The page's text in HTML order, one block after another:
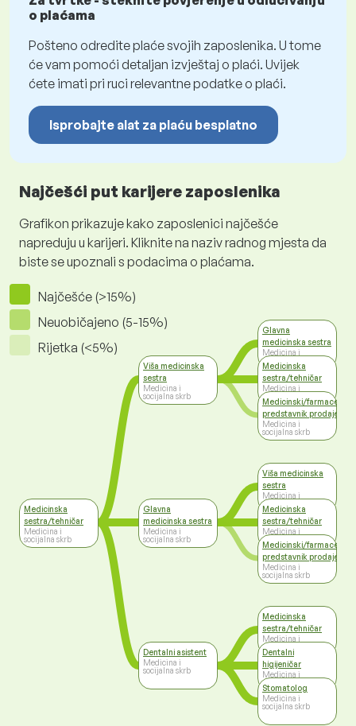
o plaćama
Pošteno odredite plaće svojih zaposlenika. U tome
će vam pomoći detaljan izvještaj o plaći. Uvijek
ćete imati pri ruci relevantne podatke o plaći.
Isprobajte alat za plaću besplatno
Najčešći put karijere zaposlenika
Grafikon prikazuje kako zaposlenici najčešće
napreduju u karijeri. Kliknite na naziv radnog mjesta da
biste se upoznali s podacima o plaćama.
Najčešće (>15%)
Neuobičajeno (5-15%)
Rijetka (<5%)
Medicinska
sestra/tehničar
Medicina i
socijalna skrb
Viša medicinska
sestra
Medicina i
socijalna skrb
Glavna
medicinska sestra
Medicina i
socijalna skrb
Dentalni asistent
Medicina i
socijalna skrb
Glavna
medicinska sestra
Medicina i
socijalna skrb
Medicinska
sestra/tehničar
Medicina i
socijalna skrb
Medicinski/farmaceutski
predstavnik prodaje
Medicina i
socijalna skrb
Viša medicinska
sestra
Medicina i
socijalna skrb
Medicinska
sestra/tehničar
Medicina i
socijalna skrb
Medicinski/farmaceutski
predstavnik prodaje
Medicina i
socijalna skrb
Medicinska
sestra/tehničar
Medicina i
socijalna skrb
Dentalni
higijeničar
Medicina i
socijalna skrb
Stomatolog
Medicina i
socijalna skrb